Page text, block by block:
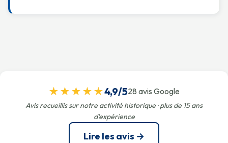
★★★★★4,9/528 avis Google
Avis recueillis sur notre activité historique · plus de 15 ans
d'expérience
Lire les avis →